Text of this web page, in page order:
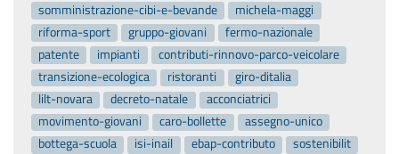
somministrazione-cibi-e-bevande
michela-maggi
riforma-sport
gruppo-giovani
fermo-nazionale
patente
impianti
contributi-rinnovo-parco-veicolare
transizione-ecologica
ristoranti
giro-ditalia
lilt-novara
decreto-natale
acconciatrici
movimento-giovani
caro-bollette
assegno-unico
bottega-scuola
isi-inail ebap-contributo
sostenibilit